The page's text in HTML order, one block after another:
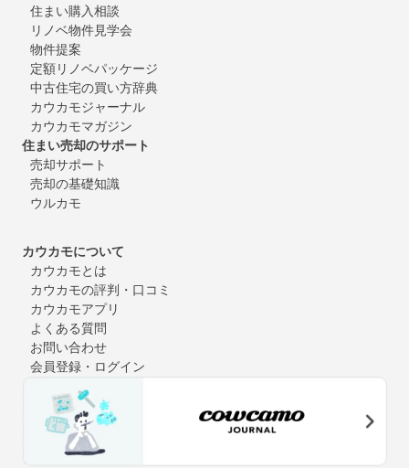
住まい購入相談
リノベ物件見学会
物件提案
定額リノベパッケージ
中古住宅の買い方辞典
カウカモジャーナル
カウカモマガジン
住まい売却のサポート
売却サポート
売却の基礎知識
ウルカモ
カウカモについて
カウカモとは
カウカモの評判・口コミ
カウカモアプリ
よくある質問
お問い合わせ
会員登録・ログイン